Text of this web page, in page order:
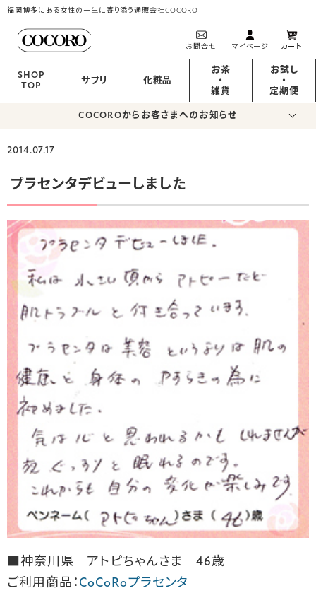
福岡博多にある女性の一生に寄り添う通販会社COCORO
お問合せ マイページ カート
SHOP
TOP
サプリ 化粧品
お茶
・
雑貨
お試し
・
定期便
COCOROからお客さまへのお知らせ
2014.07.17
プラセンタデビューしました
■神奈川県 アトピちゃんさま 46歳
ご利用商品： CoCoRoプラセンタ